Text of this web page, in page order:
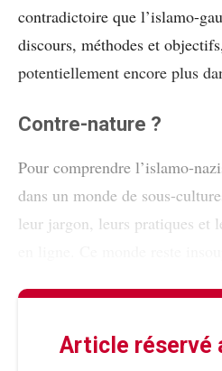
contradictoire que l’islamo-
discours, méthodes et
potentiellement encore plus
Contre-nature ?
Pour comprendre l’islamo-
dans un monde de sous-
leur jargon, leurs pratiques et
Article réservé